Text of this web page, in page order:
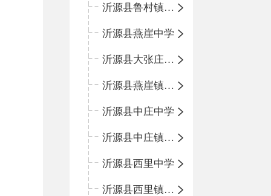
沂源县鲁村镇中心小学
沂源县燕崖中学
沂源县大张庄中心学校
沂源县燕崖镇中心小学
沂源县中庄中学
沂源县中庄镇中心小学
沂源县西里中学
沂源县西里镇中心小学